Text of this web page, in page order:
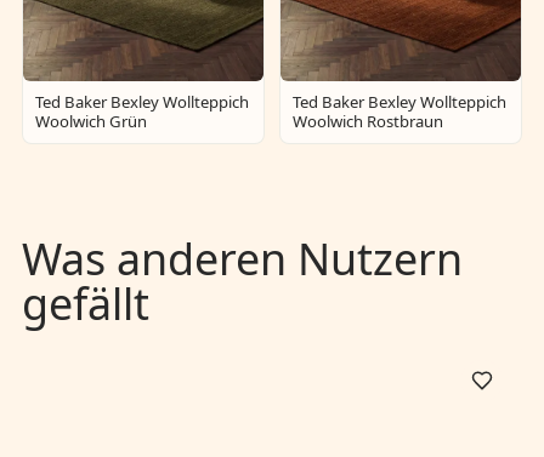
Ted Baker Bexley Wollteppich
Woolwich Grün
Ted Baker Bexley Wollteppich
Woolwich Rostbraun
Was anderen Nutzern
gefällt